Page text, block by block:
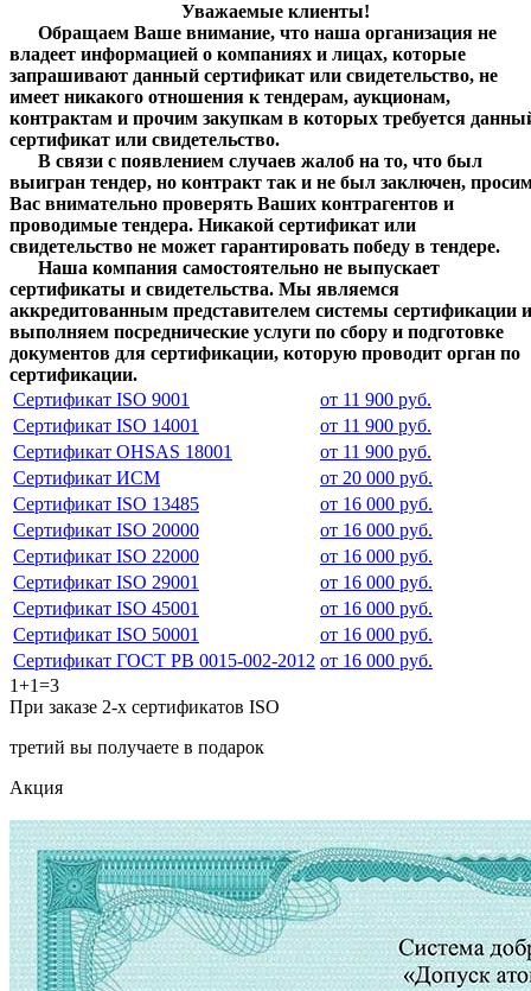
Уважаемые клиенты!
Обращаем Ваше внимание, что наша организация не
владеет информацией о компаниях и лицах, которые
запрашивают данный сертификат или свидетельство, не
имеет никакого отношения к тендерам, аукционам,
контрактам и прочим закупкам в которых требуется
сертификат или свидетельство.
В связи с появлением случаев жалоб на то, что был
выигран тендер, но контракт так и не был заключен,
Вас внимательно проверять Ваших контрагентов и
проводимые тендера. Никакой сертификат или
свидетельство не может гарантировать победу в тендере.
Наша компания самостоятельно не выпускает
сертификаты и свидетельства. Мы являемся
аккредитованным представителем системы сертификации и
выполняем посреднические услуги по сбору и подготовке
документов для сертификации, которую проводит орган по
сертификации.
Сертификат ISO 9001
от 11 900 руб.
Сертификат ISO 14001
от 11 900 руб.
Сертификат OHSAS 18001
от 11 900 руб.
Сертификат ИСМ
от 20 000 руб.
Сертификат ISO 13485
от 16 000 руб.
Сертификат ISO 20000
от 16 000 руб.
Сертификат ISO 22000
от 16 000 руб.
Сертификат ISO 29001
от 16 000 руб.
Сертификат ISO 45001
от 16 000 руб.
Сертификат ISO 50001
от 16 000 руб.
Сертификат ГОСТ РВ 0015-002-2012 от 16 000 руб.
1+1=3
При заказе 2-х сертификатов ISO
третий вы получаете в подарок
Акция